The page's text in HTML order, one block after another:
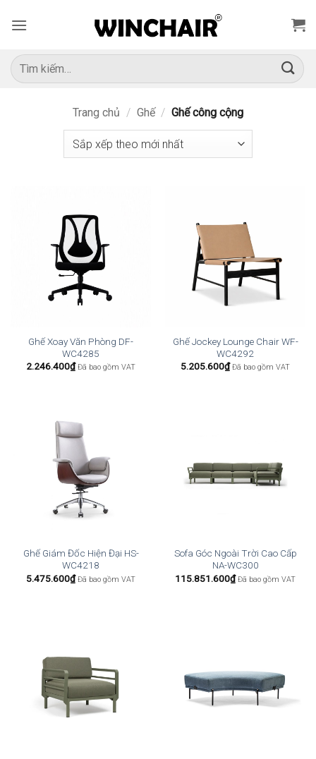
qua
dung
Tìm
kiếm:
Trang chủ / Ghế / Ghế công cộng
Ghế Xoay Văn Phòng DF-
WC4285
2.246.400₫ Đã bao gồm VAT
Ghế Jockey Lounge Chair WF-
WC4292
5.205.600₫ Đã bao gồm VAT
Ghế Giám Đốc Hiện Đại HS-
WC4218
5.475.600₫ Đã bao gồm VAT
Sofa Góc Ngoài Trời Cao Cấp
NA-WC300
115.851.600₫ Đã bao gồm VAT